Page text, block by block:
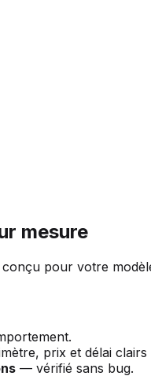
mesure
pour votre
prix et délai clairs
— vérifié sans bug.